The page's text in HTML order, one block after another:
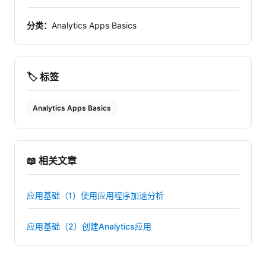
分类： Analytics Apps Basics
🏷️ 标签
Analytics Apps Basics
📖 相关文章
应用基础（1）使用应用程序加速分析
应用基础（2）创建Analytics应用